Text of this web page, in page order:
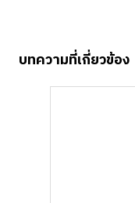
บทความที่เกี่ยวข้อง